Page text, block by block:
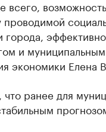
всего,
и
экономики Елена
ранее для